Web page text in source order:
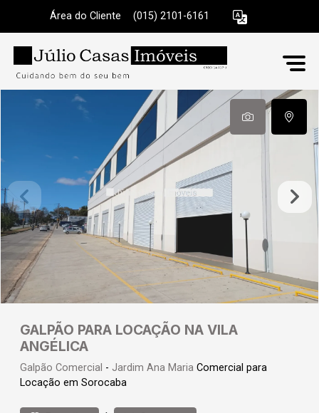
Área do Cliente (015) 2101-6161
GALPÃO PARA LOCAÇÃO NA VILA
ANGÉLICA
Galpão Comercial - Jardim Ana Maria Comercial para
Locação em Sorocaba